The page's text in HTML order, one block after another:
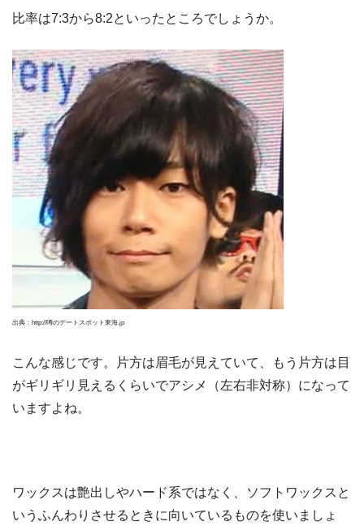
比率は7:3から8:2といったところでしょうか。
出典：http://噂のデートスポット東海.jp
こんな感じです。片方は眉毛が見えていて、もう片方は目
がギリギリ見えるくらいでアシメ（左右非対称）になって
いますよね。
ワックスは艶出しやハード系ではなく、ソフトワックスと
いうふんわりさせるときに向いているものを使いましょ